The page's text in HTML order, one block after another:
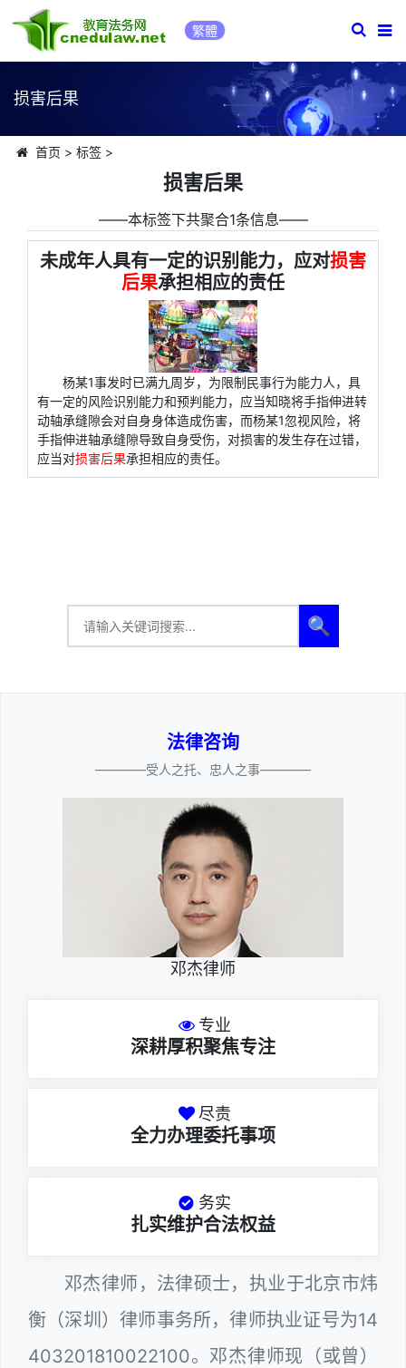
繁體
损害后果
首页 > 标签>
损害后果
――本标签下共聚合1条信息――
未成年人具有一定的识别能力，应对损害
后果承担相应的责任
杨某1事发时已满九周岁，为限制民事行为能力人，具
有一定的风险识别能力和预判能力，应当知晓将手指伸进转
动轴承缝隙会对自身身体造成伤害，而杨某1忽视风险，将
手指伸进轴承缝隙导致自身受伤，对损害的发生存在过错，
应当对损害后果承担相应的责任。
🔍
法律咨询
————受人之托、忠人之事————
邓杰律师
专业
深耕厚积聚焦专注
尽责
全力办理委托事项
务实
扎实维护合法权益
邓杰律师，法律硕士，执业于北京市炜
衡（深圳）律师事务所，律师执业证号为14
403201810022100。邓杰律师现（或曾）